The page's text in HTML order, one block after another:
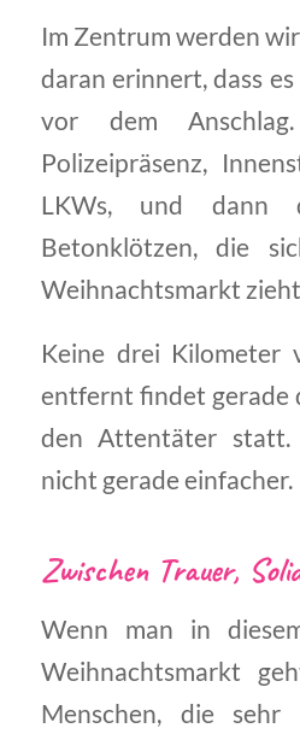
Im Zentrum werden
daran erinnert, dass
vor dem Anschlag.
Polizeipräsenz,
LKWs, und dann
Betonklötzen, die
Weihnachtsmarkt
Keine drei Kilometer
entfernt findet gerade
den Attentäter statt.
nicht gerade einfacher.
Zwischen Trauer,
Wenn man in
Weihnachtsmarkt
Menschen, die sehr